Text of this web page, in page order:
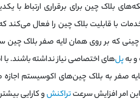
بلاک چین برای برقراری ارتباط با
با قابلیت بلاک چین را فعال می‌کند
که بر روی همان لایه صفر بلاک چین
بهپل‌های اختصاصی نیاز نداشته باشند. با
صفر به بلاک چین‌های اکوسیستم
این امر افزایش سرعتتراکنشو کارایی